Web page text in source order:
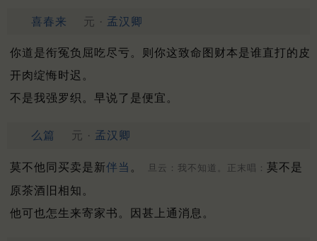
喜春来 元 · 孟汉卿
你道是衔冤负屈吃尽亏。则你这致命图财本是谁直打的皮
开肉绽悔时迟。
不是我强罗织。早说了是便宜。
么篇 元 · 孟汉卿
莫不他同买卖是新伴当 。 旦云：我不知道。正末唱： 莫不是
原茶酒旧相知。
他可也怎生来寄家书。因甚上通消息。